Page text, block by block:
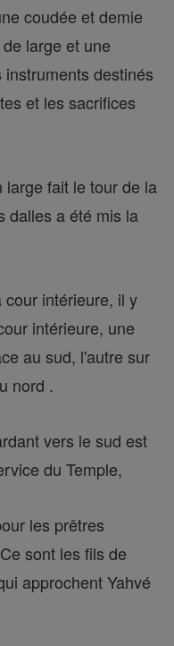
coudée et demie
large et une
destinés
et les sacrifices
large fait le tour de la
dalles a été mis la
intérieure, il y
intérieure, une
au sud, l'autre sur
nord .
vers le sud est
du Temple,
les prêtres
sont les fils de
approchent Yahvé